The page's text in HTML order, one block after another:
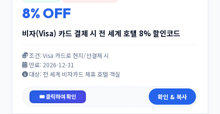
8% OFF
비자(Visa) 카드 결제 시 전 세계 호텔 8% 할인코드
조건: Visa 카드로 현지/선결제 시
만료: 2026-12-31
대상: 전 세계 비자카드 제휴 호텔 객실
VISA8 확인 & 복사